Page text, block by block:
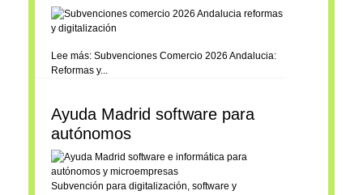
Lee más: Subvenciones Comercio 2026 Andalucia:
Reformas y...
Ayuda Madrid software para
autónomos
Subvención para digitalización, software y